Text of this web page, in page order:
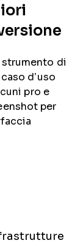
strumento di
d’uso
pro e
per